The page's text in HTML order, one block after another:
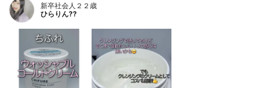
新卒社会人２２歳
ひらりん??